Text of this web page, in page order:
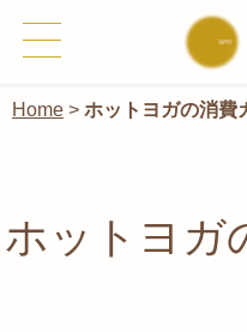
Home > ホットヨガの消費
ホットヨガ